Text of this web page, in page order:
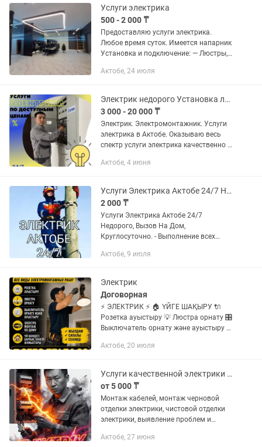
Услуги электрика
500 - 2 000 ₸
Предоставляю услуги электрика.
Любое время суток. Имеется напарник
Установка и подключение: — Люстры,
подсветки. — Счетчика, прибора учета
Актобе, 24 июля
Электрик недорого Установка люстры Электромонтаж Актобе
3 000 - 20 000 ₸
Электрик. Электромонтажник. Услуги
электрика в Актобе. Оказываю весь
спектр услуги электрика качественно в
(аварийные) выезды. Помогу
сейчас!...
Актобе, 4 июня
Услуги Электрика Актобе 24/7 Недорого, Вызов На Дом, Круглосуточно
2 000 ₸
Услуги Электрика Актобе 24/7
Недорого, Вызов На Дом,
Круглосуточно. - Выполнение всех
работ в квартирах, новостройках,
частичная замена...
Актобе, 9 июля
Электрик
Договорная
⚡ ЭЛЕКТРИК ⚡ 🏠 ҮЙГЕ ШАҚЫРУ 🔌
Розетка ауыстыру 💡 Люстра орнату 🎛️
Выключатель орнату және ауыстыру ⚡
ішіндегі барлық электр жұмыстары 🛠️
Актобе, 20 июля
Услуги качественной электрики жилых домах и коммерции!
от 5 000 ₸
Монтаж кабелей, монтаж черновой
отделки электрики, чистовой отделки
электрики, выявление проблем и
ремонт розеток, установка люстр и
Актобе, 27 июня